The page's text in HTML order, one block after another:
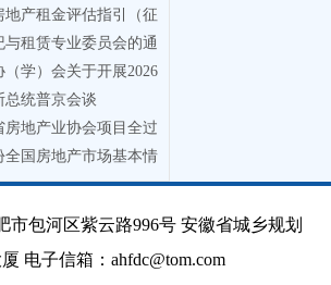
地产租金评估指引（征
与租赁专业委员会的通
（学）会关于开展2026
总统普京会谈
房地产业协会项目全过
全国房地产市场基本情
市包河区紫云路996号 安徽省城乡规划
电子信箱：ahfdc@tom.com